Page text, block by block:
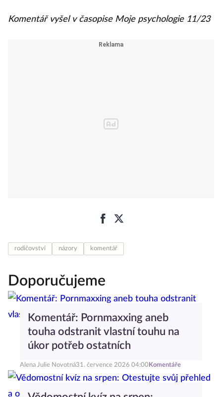
Komentář vyšel v časopise Moje psychologie 11/23
rodičovství názory komentář
Doporučujeme
Komentář: Pornmaxxing aneb
touha odstranit vlastní touhu na
úkor potřeb ostatních
Alena Julie Novotná31. července 2026 04:00 Komentáře